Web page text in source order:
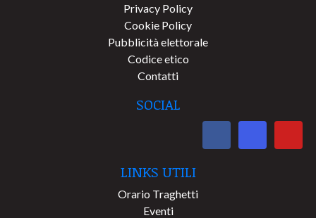
Privacy Policy
Cookie Policy
Pubblicità elettorale
Codice etico
Contatti
SOCIAL
LINKS UTILI
Orario Traghetti
Eventi